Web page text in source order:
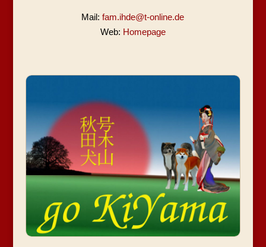
Mail:fam.ihde@t-online.de
Web: Homepage